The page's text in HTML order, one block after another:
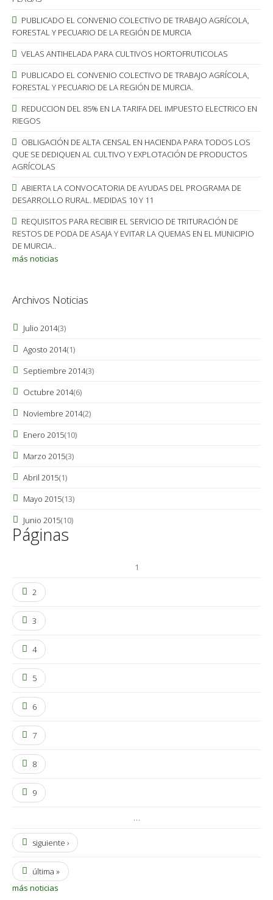
PUBLICADO EL CONVENIO COLECTIVO DE TRABAJO AGRÍCOLA,
FORESTAL Y PECUARIO DE LA REGIÓN DE MURCIA
VELAS ANTIHELADA PARA CULTIVOS HORTOFRUTICOLAS
PUBLICADO EL CONVENIO COLECTIVO DE TRABAJO AGRÍCOLA,
FORESTAL Y PECUARIO DE LA REGIÓN DE MURCIA.
REDUCCION DEL 85% EN LA TARIFA DEL IMPUESTO ELECTRICO EN
RIEGOS
OBLIGACIÓN DE ALTA CENSAL EN HACIENDA PARA TODOS LOS
QUE SE DEDIQUEN AL CULTIVO Y EXPLOTACIÓN DE PRODUCTOS
AGRÍCOLAS
ABIERTA LA CONVOCATORIA DE AYUDAS DEL PROGRAMA DE
DESARROLLO RURAL. MEDIDAS 10 Y 11
REQUISITOS PARA RECIBIR EL SERVICIO DE TRITURACIÓN DE
RESTOS DE PODA DE ASAJA Y EVITAR LA QUEMAS EN EL MUNICIPIO
DE MURCIA..
más noticias
Archivos Noticias
Julio 2014(3)
Agosto 2014(1)
Septiembre 2014(3)
Octubre 2014(6)
Noviembre 2014(2)
Enero 2015(10)
Marzo 2015(3)
Abril 2015(1)
Mayo 2015(13)
Junio 2015(10)
Páginas
1
2
3
4
5
6
7
8
9
…
siguiente ›
última »
más noticias